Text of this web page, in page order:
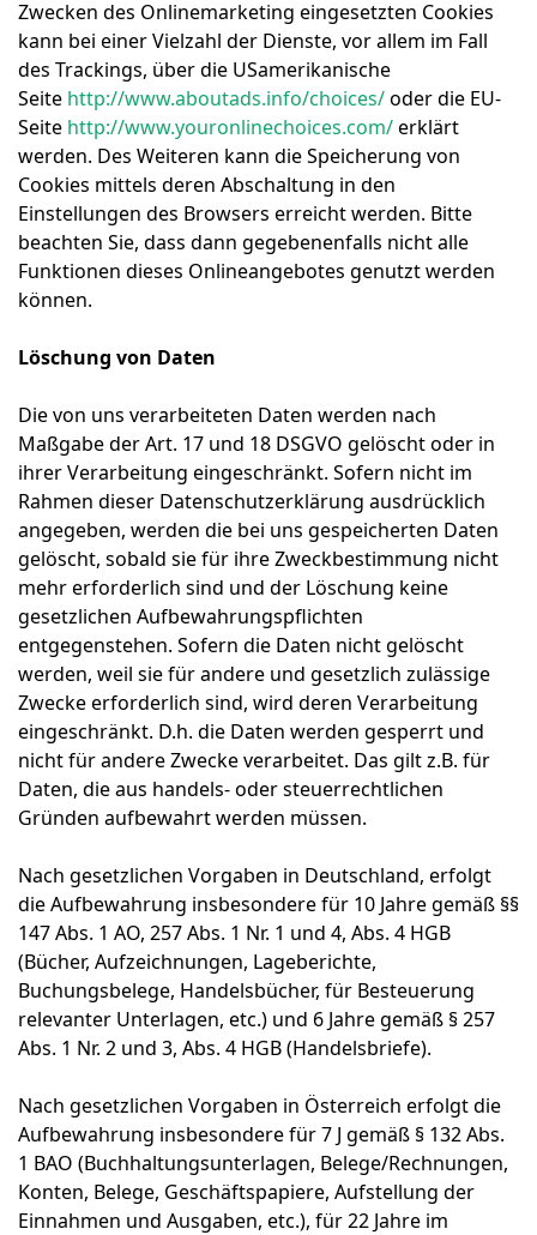
Zwecken des Onlinemarketing eingesetzten Cookies
kann bei einer Vielzahl der Dienste, vor allem im Fall
des Trackings, über die USamerikanische
Seite http://www.aboutads.info/choices/oder die EU-
Seite http://www.youronlinechoices.com/erklärt
werden. Des Weiteren kann die Speicherung von
Cookies mittels deren Abschaltung in den
Einstellungen des Browsers erreicht werden. Bitte
beachten Sie, dass dann gegebenenfalls nicht alle
Funktionen dieses Onlineangebotes genutzt werden
können.
Löschung von Daten
Die von uns verarbeiteten Daten werden nach
Maßgabe der Art. 17 und 18 DSGVO gelöscht oder in
ihrer Verarbeitung eingeschränkt. Sofern nicht im
Rahmen dieser Datenschutzerklärung ausdrücklich
angegeben, werden die bei uns gespeicherten Daten
gelöscht, sobald sie für ihre Zweckbestimmung nicht
mehr erforderlich sind und der Löschung keine
gesetzlichen Aufbewahrungspflichten
entgegenstehen. Sofern die Daten nicht gelöscht
werden, weil sie für andere und gesetzlich zulässige
Zwecke erforderlich sind, wird deren Verarbeitung
eingeschränkt. D.h. die Daten werden gesperrt und
nicht für andere Zwecke verarbeitet. Das gilt z.B. für
Daten, die aus handels- oder steuerrechtlichen
Gründen aufbewahrt werden müssen.
Nach gesetzlichen Vorgaben in Deutschland, erfolgt
die Aufbewahrung insbesondere für 10 Jahre gemäß §§
147 Abs. 1 AO, 257 Abs. 1 Nr. 1 und 4, Abs. 4 HGB
(Bücher, Aufzeichnungen, Lageberichte,
Buchungsbelege, Handelsbücher, für Besteuerung
relevanter Unterlagen, etc.) und 6 Jahre gemäß § 257
Abs. 1 Nr. 2 und 3, Abs. 4 HGB (Handelsbriefe).
Nach gesetzlichen Vorgaben in Österreich erfolgt die
Aufbewahrung insbesondere für 7 J gemäß § 132 Abs.
1 BAO (Buchhaltungsunterlagen, Belege/Rechnungen,
Konten, Belege, Geschäftspapiere, Aufstellung der
Einnahmen und Ausgaben, etc.), für 22 Jahre im